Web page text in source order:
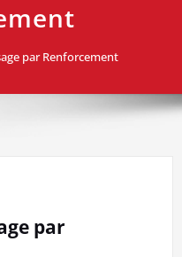
par Renforcement
par